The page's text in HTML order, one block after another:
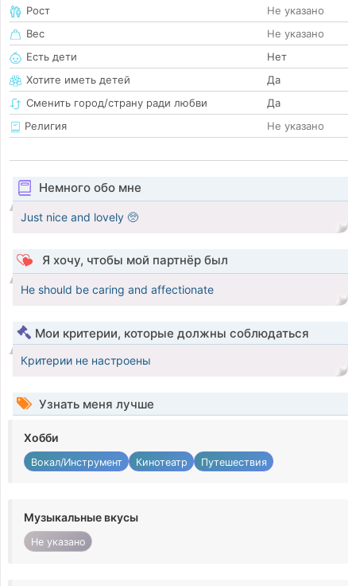
Рост
Не указано
Вес
Не указано
Есть дети
Нет
Хотите иметь детей
Да
Сменить город/страну ради любви
Да
Религия
Не указано
Немного обо мне
Just nice and lovely 🥺
Я хочу, чтобы мой партнёр был
He should be caring and affectionate
Мои критерии, которые должны соблюдаться
Критерии не настроены
Узнать меня лучше
Хобби
Вокал/Инструмент Кинотеатр Путешествия
Музыкальные вкусы
Не указано